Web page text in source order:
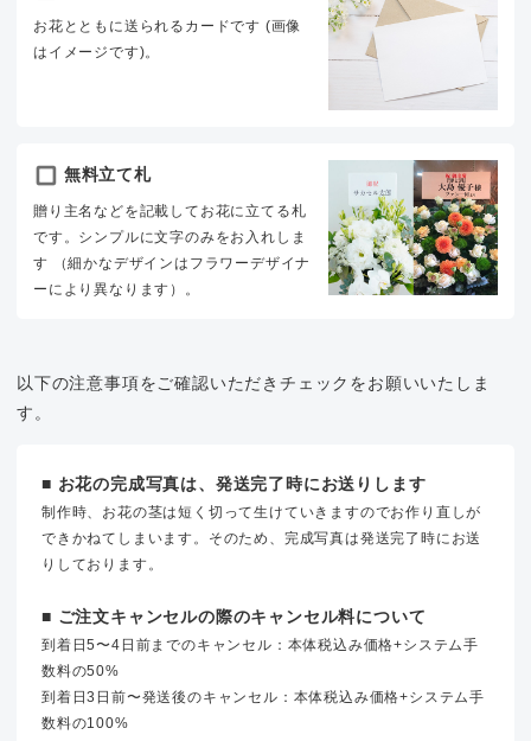
お花とともに送られるカードです (画像
はイメージです)。
無料立て札
贈り主名などを記載してお花に立てる札
です。シンプルに文字のみをお入れしま
す （細かなデザインはフラワーデザイナ
ーにより異なります）。
以下の注意事項をご確認いただきチェックをお願いいたしま
す。
■ お花の完成写真は、発送完了時にお送りします
制作時、お花の茎は短く切って生けていきますのでお作り直しが
できかねてしまいます。そのため、完成写真は発送完了時にお送
りしております。
■ ご注文キャンセルの際のキャンセル料について
到着日5〜4日前までのキャンセル：本体税込み価格+システム手
数料の50%
到着日3日前〜発送後のキャンセル：本体税込み価格+システム手
数料の100%